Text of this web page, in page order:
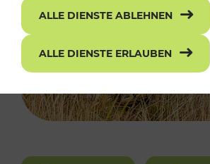
ALLE DIENSTE ABLEHNEN
ALLE DIENSTE ERLAUBEN